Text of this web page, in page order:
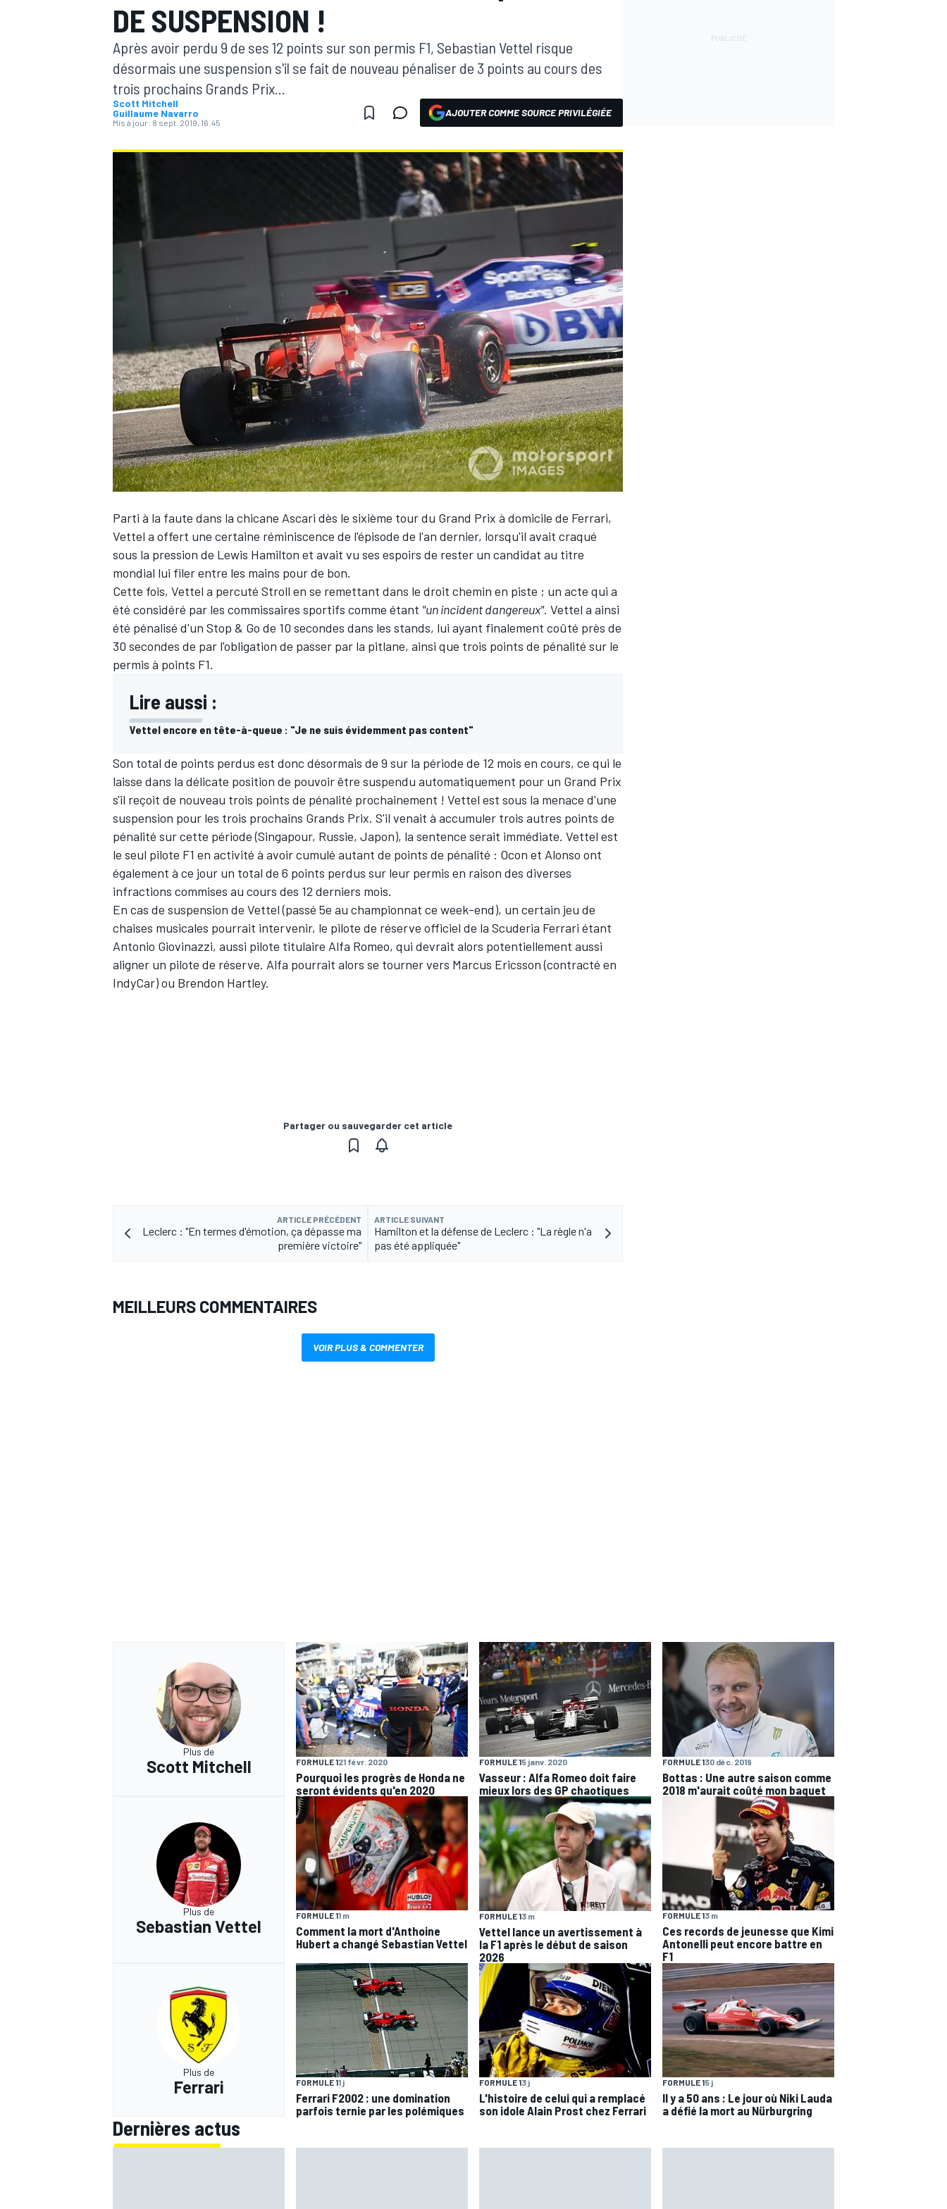
MOTOGP
WRC
WEC
DE SUSPENSION !
Après avoir perdu 9 de ses 12 points sur son permis F1, Sebastian Vettel risque
désormais une suspension s'il se fait de nouveau pénaliser de 3 points au cours des
trois prochains Grands Prix...
Scott Mitchell
Guillaume Navarro
Mis à jour: 8 sept. 2019, 16:45
AJOUTER COMME SOURCE PRIVILÉGIÉE
Parti à la faute dans la chicane Ascari dès le sixième tour du Grand Prix à domicile de Ferrari,
Vettel a offert une certaine réminiscence de l'épisode de l'an dernier, lorsqu'il avait craqué
sous la pression de Lewis Hamilton et avait vu ses espoirs de rester un candidat au titre
mondial lui filer entre les mains pour de bon.
Cette fois, Vettel a percuté Stroll en se remettant dans le droit chemin en piste ; un acte qui a
été considéré par les commissaires sportifs comme étant "un incident dangereux". Vettel a ainsi
été pénalisé d'un Stop & Go de 10 secondes dans les stands, lui ayant finalement coûté près de
30 secondes de par l'obligation de passer par la pitlane, ainsi que trois points de pénalité sur le
permis à points F1.
Lire aussi :
Vettel encore en tête-à-queue : "Je ne suis évidemment pas content"
Son total de points perdus est donc désormais de 9 sur la période de 12 mois en cours, ce qui le
laisse dans la délicate position de pouvoir être suspendu automatiquement pour un Grand Prix
s'il reçoit de nouveau trois points de pénalité prochainement ! Vettel est sous la menace d'une
suspension pour les trois prochains Grands Prix. S'il venait à accumuler trois autres points de
pénalité sur cette période (Singapour, Russie, Japon), la sentence serait immédiate. Vettel est
le seul pilote F1 en activité à avoir cumulé autant de points de pénalité : Ocon et Alonso ont
également à ce jour un total de 6 points perdus sur leur permis en raison des diverses
infractions commises au cours des 12 derniers mois.
En cas de suspension de Vettel (passé 5e au championnat ce week-end), un certain jeu de
chaises musicales pourrait intervenir, le pilote de réserve officiel de la Scuderia Ferrari étant
Antonio Giovinazzi, aussi pilote titulaire Alfa Romeo, qui devrait alors potentiellement aussi
aligner un pilote de réserve. Alfa pourrait alors se tourner vers Marcus Ericsson (contracté en
IndyCar) ou Brendon Hartley.
Partager ou sauvegarder cet article
ARTICLE PRÉCÉDENT
Leclerc : "En termes d'émotion, ça dépasse ma
première victoire"
ARTICLE SUIVANT
Hamilton et la défense de Leclerc : "La règle n'a
pas été appliquée"
MEILLEURS COMMENTAIRES
VOIR PLUS & COMMENTER
Plus de
Scott Mitchell FORMULE 121 févr. 2020
Pourquoi les progrès de Honda ne
seront évidents qu'en 2020
FORMULE 15 janv. 2020
Vasseur : Alfa Romeo doit faire
mieux lors des GP chaotiques
FORMULE 130 déc. 2019
Bottas : Une autre saison comme
2018 m'aurait coûté mon baquet
Plus de
Sebastian Vettel
FORMULE 11 m
Comment la mort d'Anthoine
Hubert a changé Sebastian Vettel
FORMULE 13 m
Vettel lance un avertissement à
la F1 après le début de saison
2026
FORMULE 13 m
Ces records de jeunesse que Kimi
Antonelli peut encore battre en
F1
Plus de
Ferrari FORMULE 11 j
Ferrari F2002 : une domination
parfois ternie par les polémiques
FORMULE 13 j
L'histoire de celui qui a remplacé
son idole Alain Prost chez Ferrari
FORMULE 15 j
Il y a 50 ans : Le jour où Niki Lauda
a défié la mort au Nürburgring
Dernières actus